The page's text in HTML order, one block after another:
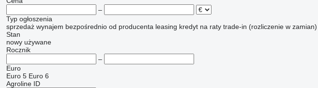
–
Typ ogłoszenia
sprzedaż wynajem bezpośrednio od producenta leasing kredyt na raty trade-in (rozliczenie w zamian)
Stan
nowy używane
Rocznik
–
Euro
Euro 5 Euro 6
Agroline ID